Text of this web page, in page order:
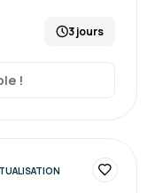
3 jours
!